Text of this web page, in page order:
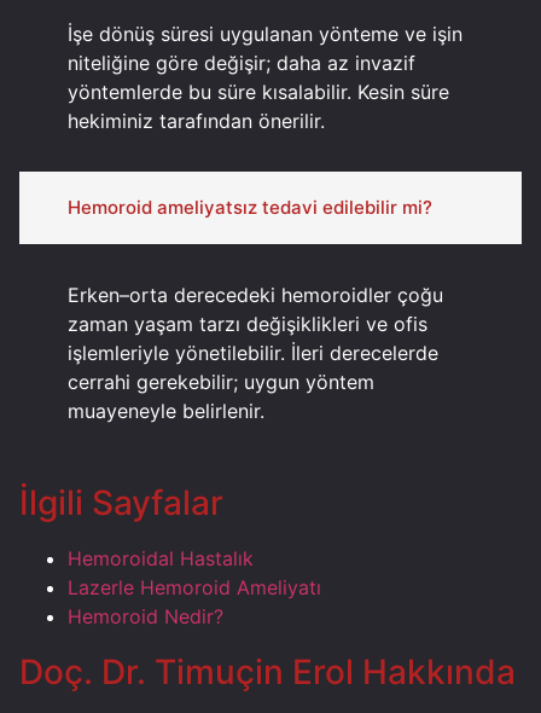
İşe dönüş süresi uygulanan yönteme ve işin
niteliğine göre değişir; daha az invazif
yöntemlerde bu süre kısalabilir. Kesin süre
hekiminiz tarafından önerilir.
Hemoroid ameliyatsız tedavi edilebilir mi?
Erken–orta derecedeki hemoroidler çoğu
zaman yaşam tarzı değişiklikleri ve ofis
işlemleriyle yönetilebilir. İleri derecelerde
cerrahi gerekebilir; uygun yöntem
muayeneyle belirlenir.
İlgili Sayfalar
Hemoroidal Hastalık
Lazerle Hemoroid Ameliyatı
Hemoroid Nedir?
Doç. Dr. Timuçin Erol Hakkında